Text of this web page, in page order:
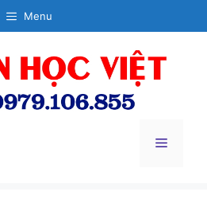
Menu
Menu